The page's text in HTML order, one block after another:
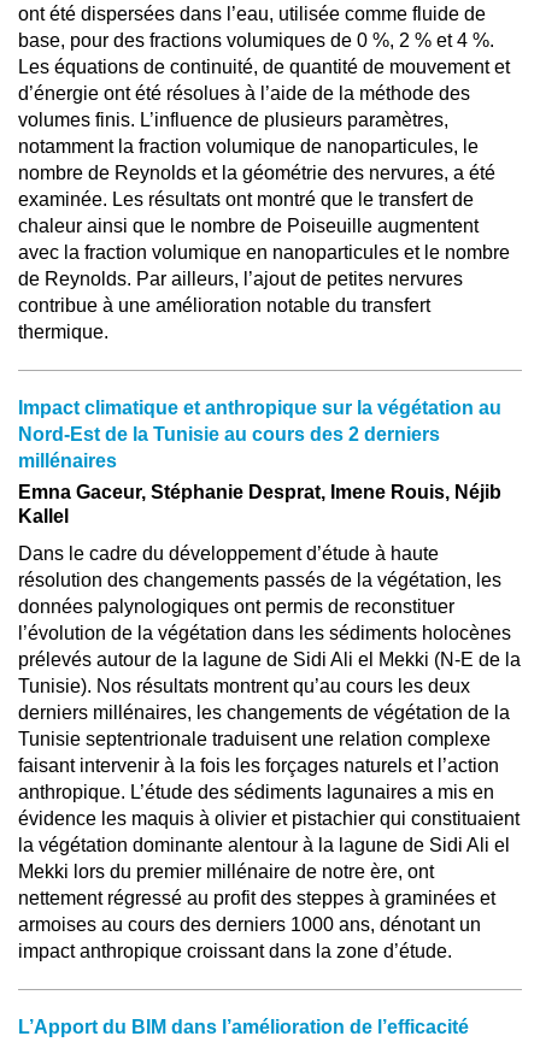
ont été dispersées dans l’eau, utilisée comme fluide de
base, pour des fractions volumiques de 0 %, 2 % et 4 %.
Les équations de continuité, de quantité de mouvement et
d’énergie ont été résolues à l’aide de la méthode des
volumes finis. L’influence de plusieurs paramètres,
notamment la fraction volumique de nanoparticules, le
nombre de Reynolds et la géométrie des nervures, a été
examinée. Les résultats ont montré que le transfert de
chaleur ainsi que le nombre de Poiseuille augmentent
avec la fraction volumique en nanoparticules et le nombre
de Reynolds. Par ailleurs, l’ajout de petites nervures
contribue à une amélioration notable du transfert
thermique.
Impact climatique et anthropique sur la végétation au
Nord-Est de la Tunisie au cours des 2 derniers
millénaires
Emna Gaceur, Stéphanie Desprat, Imene Rouis, Néjib
Kallel
Dans le cadre du développement d’étude à haute
résolution des changements passés de la végétation, les
données palynologiques ont permis de reconstituer
l’évolution de la végétation dans les sédiments holocènes
prélevés autour de la lagune de Sidi Ali el Mekki (N-E de la
Tunisie). Nos résultats montrent qu’au cours les deux
derniers millénaires, les changements de végétation de la
Tunisie septentrionale traduisent une relation complexe
faisant intervenir à la fois les forçages naturels et l’action
anthropique. L’étude des sédiments lagunaires a mis en
évidence les maquis à olivier et pistachier qui constituaient
la végétation dominante alentour à la lagune de Sidi Ali el
Mekki lors du premier millénaire de notre ère, ont
nettement régressé au profit des steppes à graminées et
armoises au cours des derniers 1000 ans, dénotant un
impact anthropique croissant dans la zone d’étude.
L’Apport du BIM dans l’amélioration de l’efficacité